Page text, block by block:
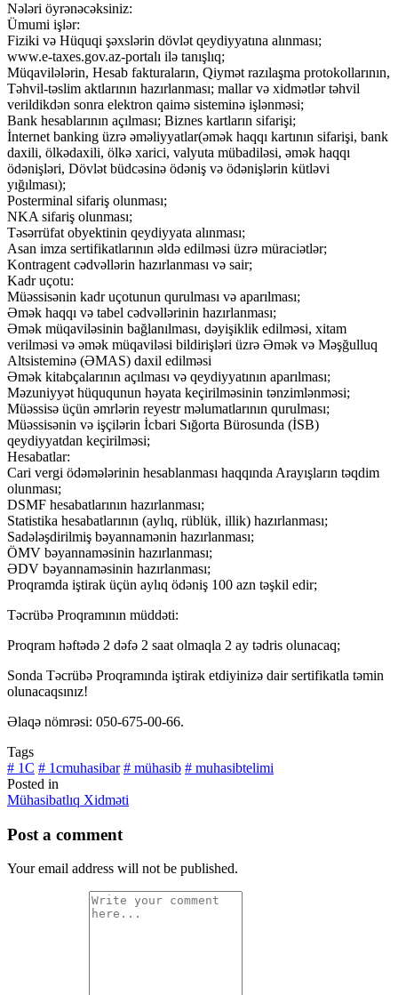
Nələri öyrənəcəksiniz:
Ümumi işlər:
Fiziki və Hüquqi şəxslərin dövlət qeydiyyatına alınması;
www.e-taxes.gov.az-portalı ilə tanışlıq;
Müqavilələrin, Hesab fakturaların, Qiymət razılaşma protokollarının,
Təhvil-təslim aktlarının hazırlanması; mallar və xidmətlər təhvil
verildikdən sonra elektron qaimə sisteminə işlənməsi;
Bank hesablarının açılması; Biznes kartların sifarişi;
İnternet banking üzrə əməliyyatlar(əmək haqqı kartının sifarişi, bank
daxili, ölkədaxili, ölkə xarici, valyuta mübadiləsi, əmək haqqı
ödənişləri, Dövlət büdcəsinə ödəniş və ödənişlərin kütləvi
yığılması);
Posterminal sifariş olunması;
NKA sifariş olunması;
Təsərrüfat obyektinin qeydiyyata alınması;
Asan imza sertifikatlarının əldə edilməsi üzrə müraciətlər;
Kontragent cədvəllərin hazırlanması və sair;
Kadr uçotu:
Müəssisənin kadr uçotunun qurulması və aparılması;
Əmək haqqı və tabel cədvəllərinin hazırlanması;
Əmək müqaviləsinin bağlanılması, dəyişiklik edilməsi, xitam
verilməsi və əmək müqaviləsi bildirişləri üzrə Əmək və Məşğulluq
Altsisteminə (ƏMAS) daxil edilməsi
Əmək kitabçalarının açılması və qeydiyyatının aparılması;
Məzuniyyət hüququnun həyata keçirilməsinin tənzimlənməsi;
Müəssisə üçün əmrlərin reyestr məlumatlarının qurulması;
Müəssisənin və işçilərin İcbari Sığorta Bürosunda (İSB)
qeydiyyatdan keçirilməsi;
Hesabatlar:
Cari vergi ödəmələrinin hesablanması haqqında Arayışların təqdim
olunması;
DSMF hesabatlarının hazırlanması;
Statistika hesabatlarının (aylıq, rüblük, illik) hazırlanması;
Sadələşdirilmiş bəyannamənin hazırlanması;
ÖMV bəyannaməsinin hazırlanması;
ƏDV bəyannaməsinin hazırlanması;
Proqramda iştirak üçün aylıq ödəniş 100 azn təşkil edir;
Təcrübə Proqramının müddəti:
Proqram həftədə 2 dəfə 2 saat olmaqla 2 ay tədris olunacaq;
Sonda Təcrübə Proqramında iştirak etdiyinizə dair sertifikatla təmin
olunacaqsınız!
Əlaqə nömrəsi: 050-675-00-66.
Tags
# 1C # 1cmuhasibar # mühasib # muhasibtelimi
Posted in
Mühasibatlıq Xidməti
Post a comment
Your email address will not be published.